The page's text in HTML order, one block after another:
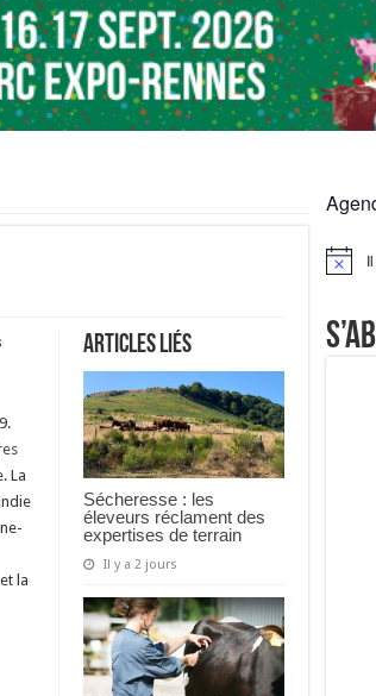
Articles liés
Sécheresse : les
éleveurs réclament des
expertises de terrain
Il y a 2 jours
La
la
Notice